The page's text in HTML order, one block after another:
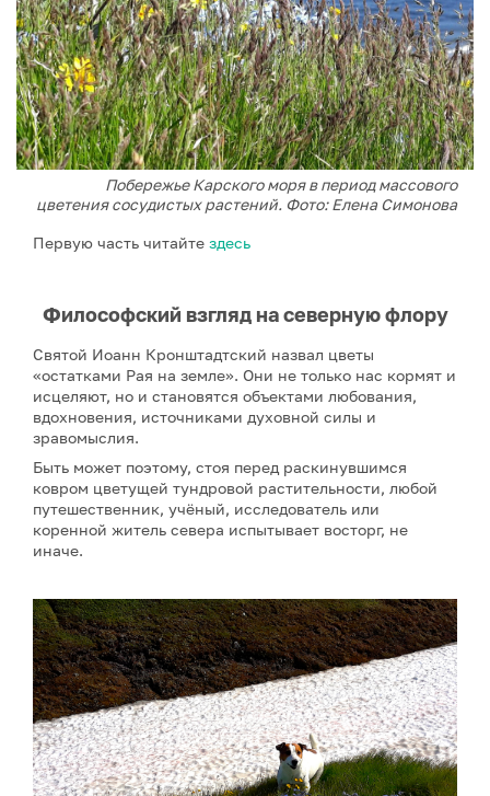
Побережье Карского моря в период массового
цветения сосудистых растений. Фото: Елена Симонова
Первую часть читайте здесь
Философский взгляд на северную флору
Святой Иоанн Кронштадтский назвал цветы
«остатками Рая на земле». Они не только нас кормят и
исцеляют, но и становятся объектами любования,
вдохновения, источниками духовной силы и
зравомыслия.
Быть может поэтому, стоя перед раскинувшимся
ковром цветущей тундровой растительности, любой
путешественник, учёный, исследователь или
коренной житель севера испытывает восторг, не
иначе.